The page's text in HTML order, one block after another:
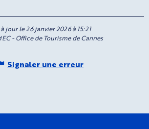
jour le 26 janvier 2026 à 15:21
- Office de Tourisme de Cannes
Signaler une erreur